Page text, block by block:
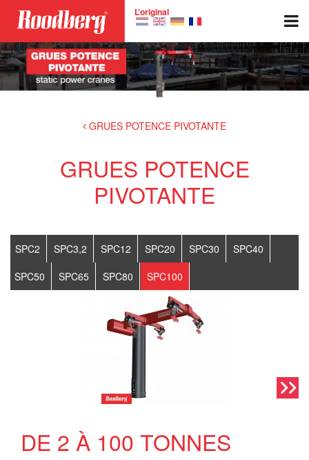
Skip to main content L’original
GRUES POTENCE PIVOTANTE
GRUES POTENCE
PIVOTANTE
SPC2 SPC3,2 SPC12 SPC20 SPC30
SPC40
SPC50
SPC65 SPC80 SPC100
DE 2 À 100 TONNES